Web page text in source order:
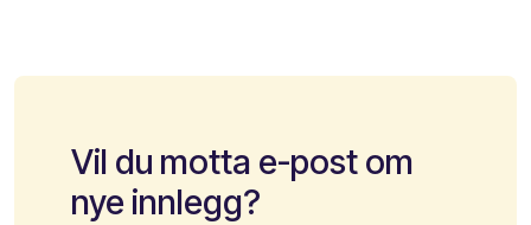
Vil du motta e-post om
nye innlegg?